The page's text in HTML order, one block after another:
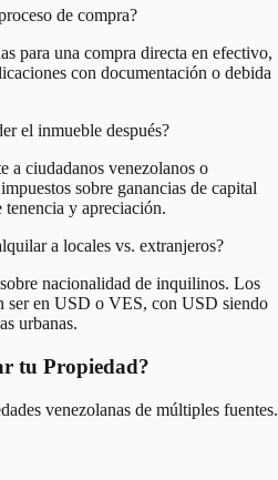
de compra?
para una compra directa en efectivo,
con documentación o debida
el inmueble después?
a ciudadanos venezolanos o
sobre ganancias de capital
y apreciación.
a locales vs. extranjeros?
nacionalidad de inquilinos. Los
ser en USD o VES, con USD siendo
urbanas.
tu Propiedad?
venezolanas de múltiples fuentes.